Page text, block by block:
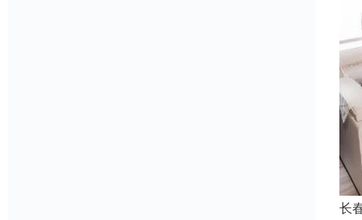
长